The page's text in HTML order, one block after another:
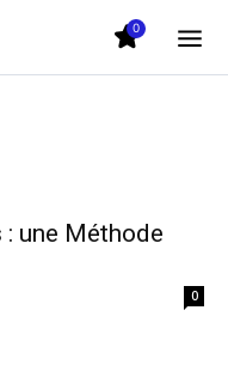
0
une Méthode
0